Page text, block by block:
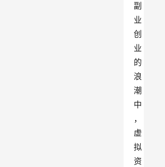
副
业
创
业
的
浪
潮
中
，
虚
拟
资